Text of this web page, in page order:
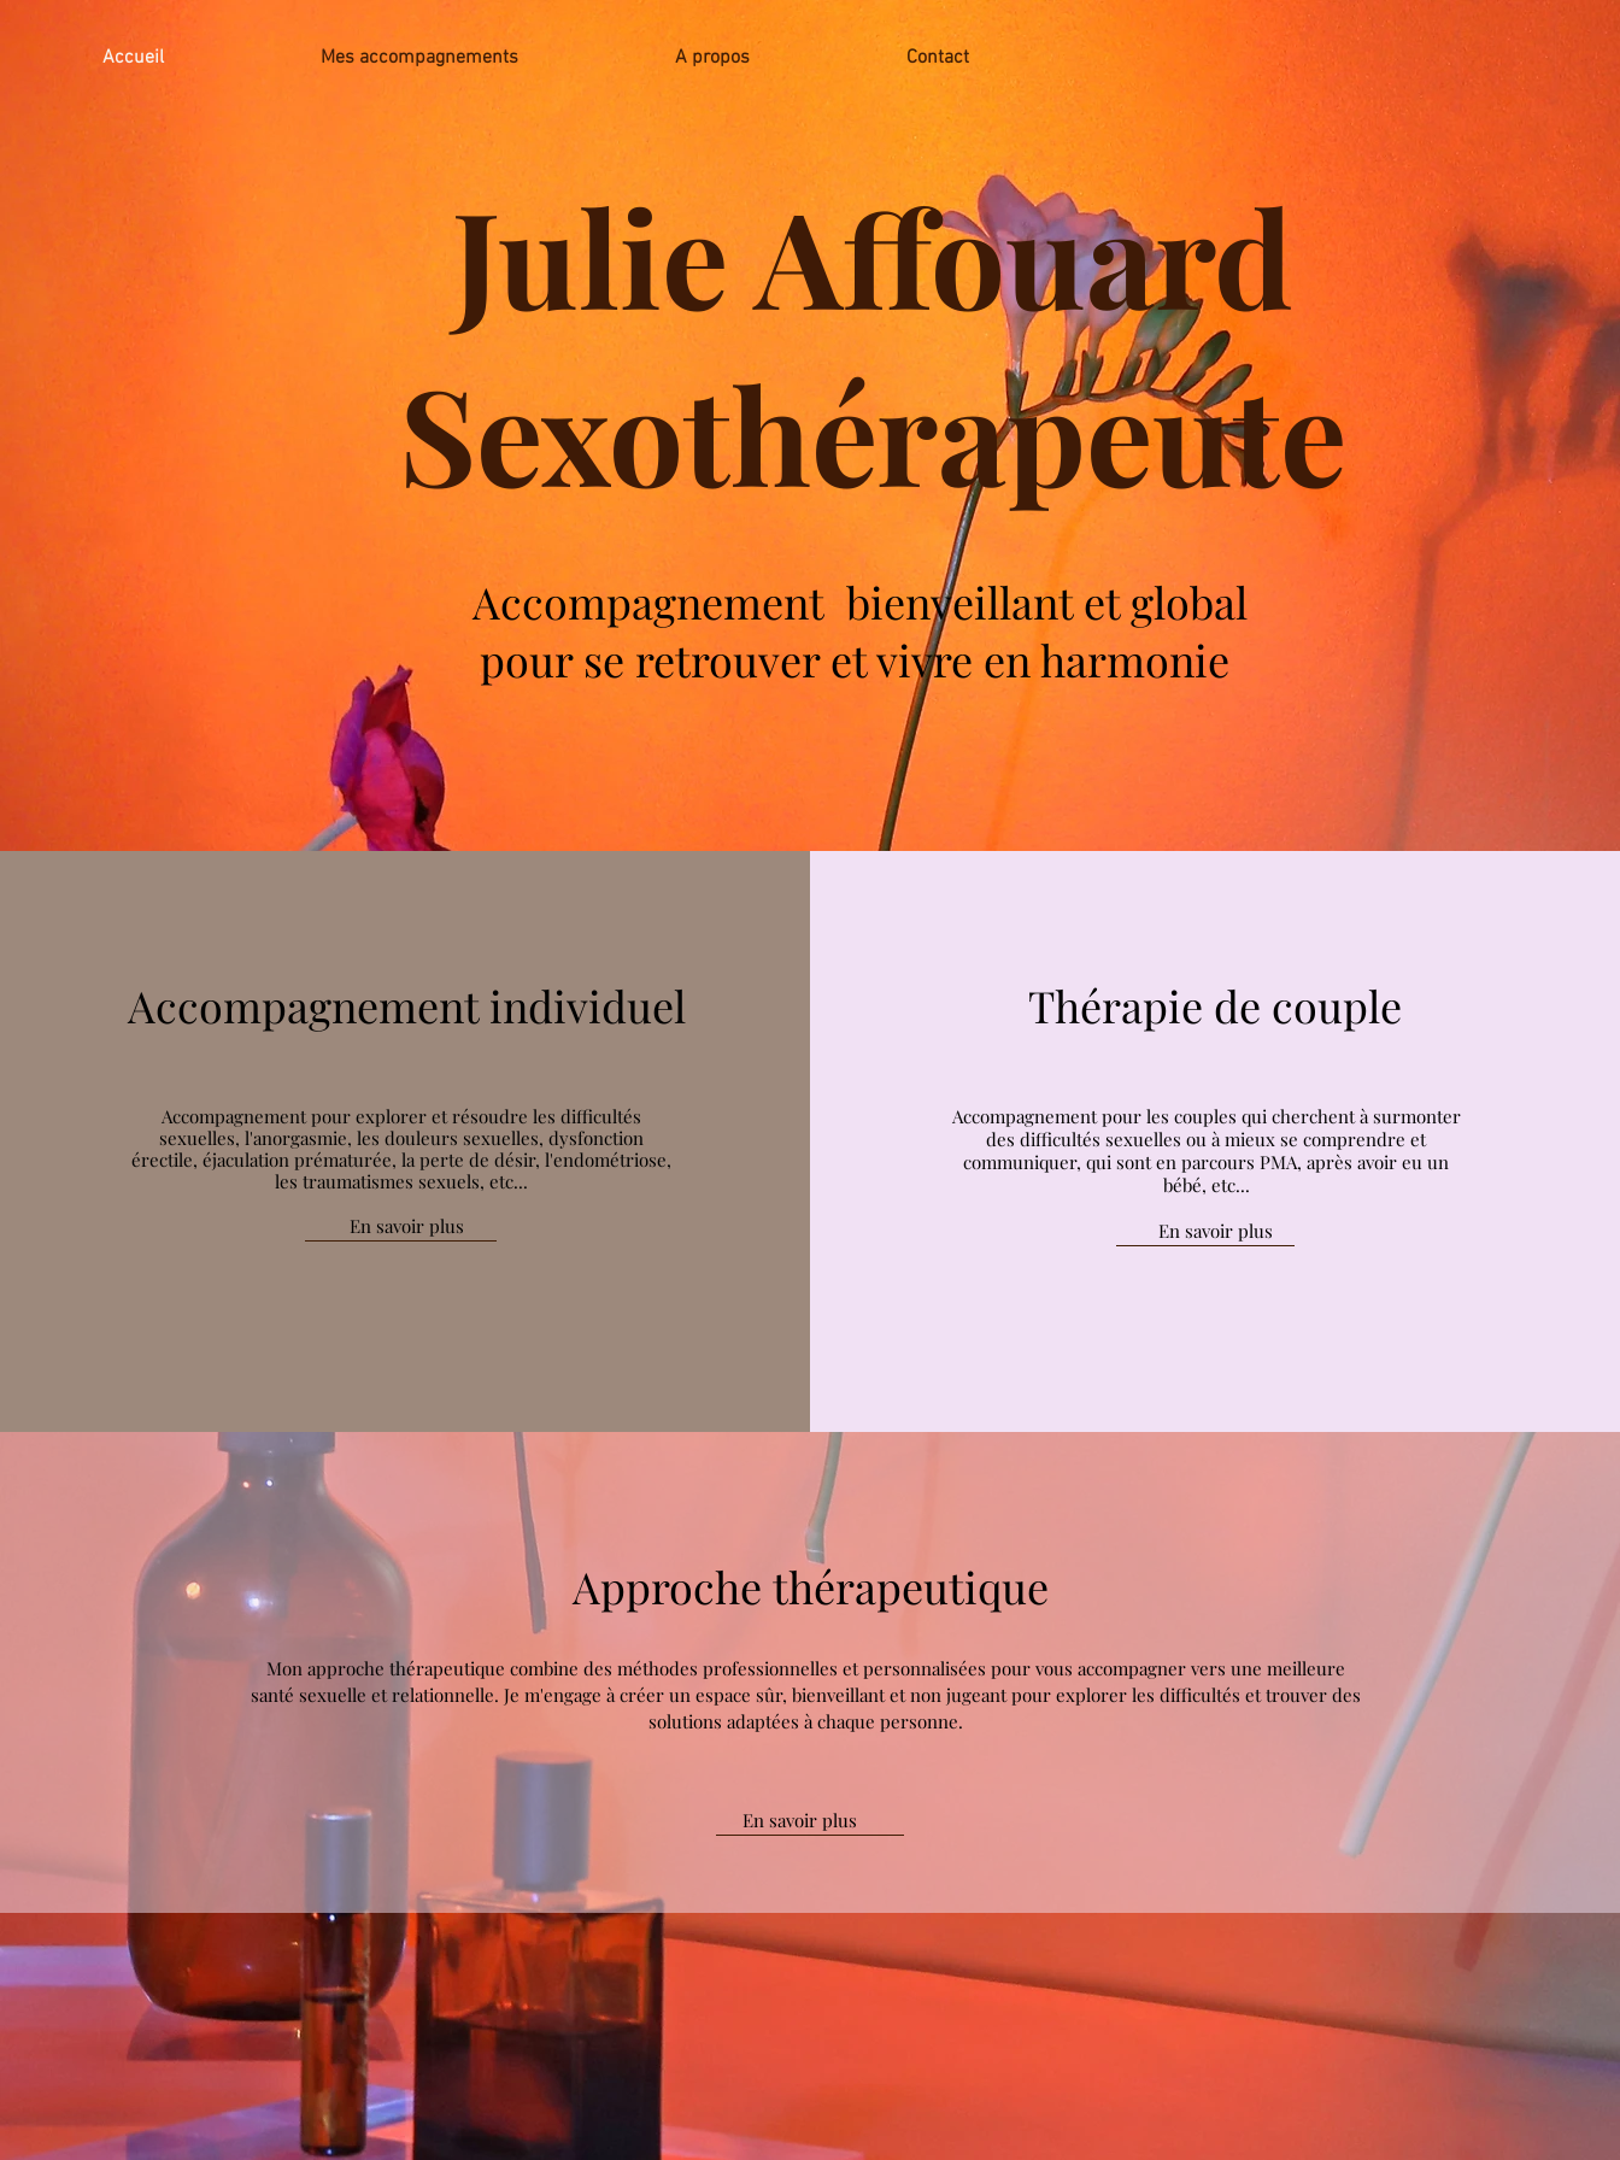
Accueil Mes accompagnements A propos Contact
Julie Affouard
Sexothérapeute
Accompagnement bienveillant et global
pour se retrouver et vivre en harmonie
Accompagnement individuel
Accompagnement pour explorer et résoudre les difficultés
sexuelles, l'anorgasmie, les douleurs sexuelles, dysfonction
érectile, éjaculation prématurée, la perte de désir, l'endométriose,
les traumatismes sexuels, etc...
En savoir plus
Thérapie de couple
Accompagnement pour les couples qui cherchent à surmonter
des difficultés sexuelles ou à mieux se comprendre et
communiquer, qui sont en parcours PMA, après avoir eu un
bébé, etc...
En savoir plus
Approche thérapeutique
Mon approche thérapeutique combine des méthodes professionnelles et personnalisées pour vous accompagner vers une meilleure
santé sexuelle et relationnelle. Je m'engage à créer un espace sûr, bienveillant et non jugeant pour explorer les difficultés et trouver des
solutions adaptées à chaque personne.
En savoir plus